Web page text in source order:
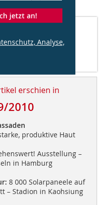
und
erschien in
2010
produktive Haut
Ausstellung –
in Hamburg
8 000 Solarpaneele auf
– Stadion in Kaohsiung
jetzt an!
Analyse,